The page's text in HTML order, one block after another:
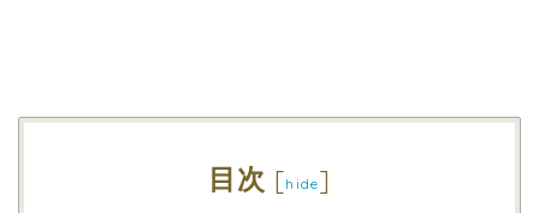
目次 [hide]